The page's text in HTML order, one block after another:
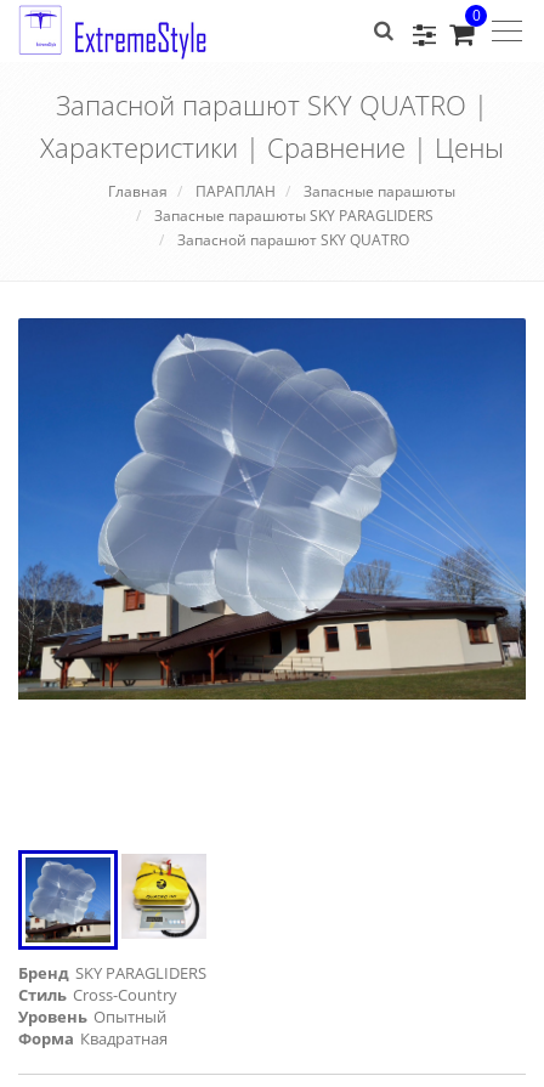
0
Запасной парашют SKY QUATRO |
Характеристики | Сравнение | Цены
Главная ПАРАПЛАН
Запасные парашюты
Запасные парашюты SKY PARAGLIDERS
Запасной парашют SKY QUATRO
Бренд SKY PARAGLIDERS
Стиль Cross-Country
Уровень Опытный
Форма Квадратная